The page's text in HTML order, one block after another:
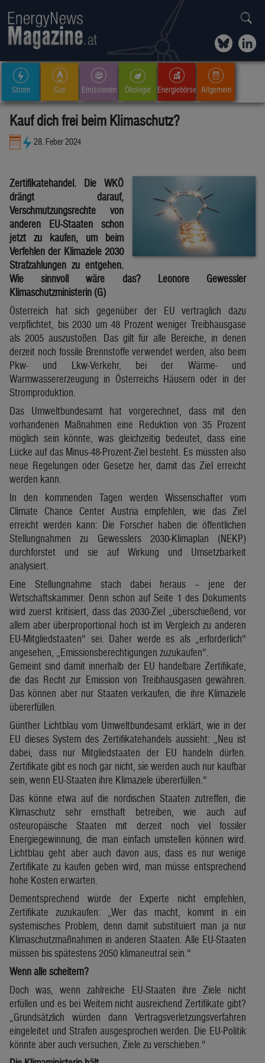
Strom Gas Emissionen Ökologie Energiebörse Allgemein
Kauf dich frei beim Klimaschutz?
28. Feber 2024
Zertifikatehandel. Die WKÖ
drängt darauf,
Verschmutzungsrechte von
anderen EU-Staaten schon
jetzt zu kaufen, um beim
Verfehlen der Klimaziele 2030
Strafzahlungen zu entgehen.
Wie sinnvoll wäre das? Leonore Gewessler
Klimaschutzministerin (G)
Österreich hat sich gegenüber der EU vertraglich dazu
verpflichtet, bis 2030 um 48 Prozent weniger Treibhausgase
als 2005 auszustoßen. Das gilt für alle Bereiche, in denen
derzeit noch fossile Brennstoffe verwendet werden, also beim
Pkw- und Lkw-Verkehr, bei der Wärme- und
Warmwassererzeugung in Österreichs Häusern oder in der
Stromproduktion.
Das Umweltbundesamt hat vorgerechnet, dass mit den
vorhandenen Maßnahmen eine Reduktion von 35 Prozent
möglich sein könnte, was gleichzeitig bedeutet, dass eine
Lücke auf das Minus-48-Prozent-Ziel besteht. Es müssten also
neue Regelungen oder Gesetze her, damit das Ziel erreicht
werden kann.
In den kommenden Tagen werden Wissenschafter vom
Climate Chance Center Austria empfehlen, wie das Ziel
erreicht werden kann: Die Forscher haben die öffentlichen
Stellungnahmen zu Gewesslers 2030-Klimaplan (NEKP)
durchforstet und sie auf Wirkung und Umsetzbarkeit
analysiert.
Eine Stellungnahme stach dabei heraus – jene der
Wirtschaftskammer. Denn schon auf Seite 1 des Dokuments
wird zuerst kritisiert, dass das 2030-Ziel „überschießend, vor
allem aber überproportional hoch ist im Vergleich zu anderen
EU-Mitgliedstaaten“ sei. Daher werde es als „erforderlich“
angesehen, „Emissionsberechtigungen zuzukaufen“.
Gemeint sind damit innerhalb der EU handelbare Zertifikate,
die das Recht zur Emission von Treibhausgasen gewähren.
Das können aber nur Staaten verkaufen, die ihre Klimaziele
übererfüllen.
Günther Lichtblau vom Umweltbundesamt erklärt, wie in der
EU dieses System des Zertifikatehandels aussieht: „Neu ist
dabei, dass nur Mitgliedstaaten der EU handeln dürfen.
Zertifikate gibt es noch gar nicht, sie werden auch nur kaufbar
sein, wenn EU-Staaten ihre Klimaziele übererfüllen.“
Das könne etwa auf die nordischen Staaten zutreffen, die
Klimaschutz sehr ernsthaft betreiben, wie auch auf
osteuropäische Staaten mit derzeit noch viel fossiler
Energiegewinnung, die man einfach umstellen können wird.
Lichtblau geht aber auch davon aus, dass es nur wenige
Zertifikate zu kaufen geben wird, man müsse entsprechend
hohe Kosten erwarten.
Dementsprechend würde der Experte nicht empfehlen,
Zertifikate zuzukaufen: „Wer das macht, kommt in ein
systemisches Problem, denn damit substituiert man ja nur
Klimaschutzmaßnahmen in anderen Staaten. Alle EU-Staaten
müssen bis spätestens 2050 klimaneutral sein.“
Wenn alle scheitern?
Doch was, wenn zahlreiche EU-Staaten ihre Ziele nicht
erfüllen und es bei Weitem nicht ausreichend Zertifikate gibt?
„Grundsätzlich würden dann Vertragsverletzungsverfahren
eingeleitet und Strafen ausgesprochen werden. Die EU-Politik
könnte aber auch versuchen, Ziele zu verschieben.“